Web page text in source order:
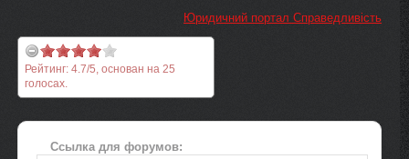
Юридичний портал Справедливість
Рейтинг: 4.7/5, основан на 25
голосах.
Ссылка для форумов: